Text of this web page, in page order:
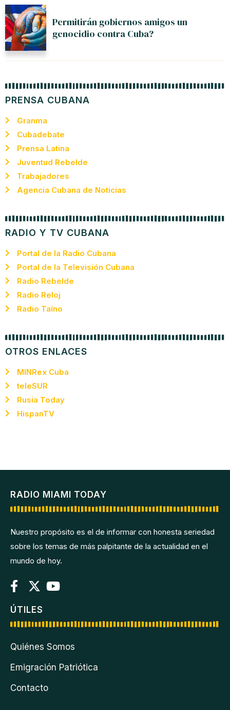
Permitirán gobiernos amigos un
genocidio contra Cuba?
PRENSA CUBANA
Granma
Cubadebate
Prensa Latina
Juventud Rebelde
Trabajadores
Agencia Cubana de Noticias
RADIO Y TV CUBANA
Portal de la Radio Cubana
Portal de la Televisión Cubana
Radio Rebelde
Radio Reloj
Radio Taíno
OTROS ENLACES
MINRex Cuba
teleSUR
Rusia Today
HispanTV
RADIO MIAMI TODAY
Nuestro propósito es el de informar con honesta seriedad
sobre los temas de más palpitante de la actualidad en el
mundo de hoy.
ÚTILES
Quiénes Somos
Emigración Patriótica
Contacto